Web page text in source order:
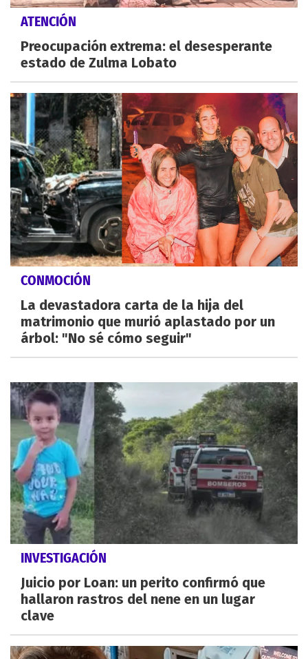
ATENCIÓN
Preocupación extrema: el desesperante
estado de Zulma Lobato
CONMOCIÓN
La devastadora carta de la hija del
matrimonio que murió aplastado por un
árbol: "No sé cómo seguir"
INVESTIGACIÓN
Juicio por Loan: un perito confirmó que
hallaron rastros del nene en un lugar
clave